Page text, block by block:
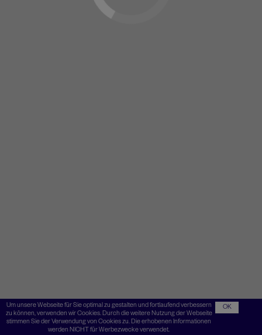
Um unsere Webseite für Sie optimal zu gestalten und fortlaufend verbessern
zu können, verwenden wir Cookies. Durch die weitere Nutzung der Webseite
stimmen Sie der Verwendung von Cookies zu. Die erhobenen Informationen
werden NICHT für Werbezwecke verwendet.
OK